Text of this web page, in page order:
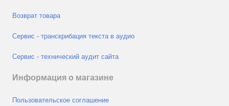
Возврат товара
Сервис - транскрибация текста в аудио
Сервис - технический аудит сайта
Информация о магазине
Пользовательское соглашение